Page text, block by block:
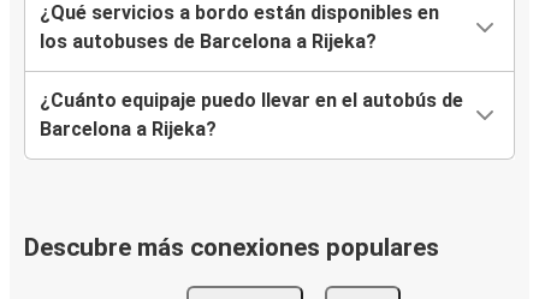
¿Qué servicios a bordo están disponibles en
los autobuses de Barcelona a Rijeka?
¿Cuánto equipaje puedo llevar en el autobús de
Barcelona a Rijeka?
Descubre más conexiones populares